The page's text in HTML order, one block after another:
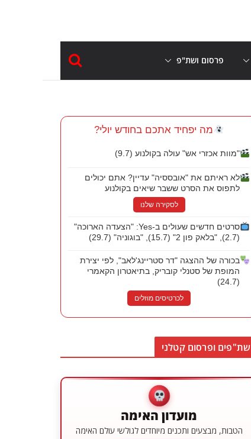
פרסום ושת"פ
מה יפחיד אתכם בחודש יולי?
"מוות אכזרי אש" עולה בקולנוע (9.7)
לא ראיתם את "אובססיה" עדיין? אתם יכולים
לתפוס את הסרט ששבר שיאים בקולנוע
לסקירה שלנו
סרטים חדשים שעולים ב-Yes: "הצעדה הארוכה"
(2.7), "בלאק פון 2" (15.7), "בוגוניה" (29.7)
בכורה של ההצגה "דר סטריינג'לאב", לפי יצירת
המופת של סטנלי קובריק, בתיאטרון הקאמרי
(24.7)
לכרטיסים מוזלים
שת"פים ופרסום קטלני
מועדון האימה
הטבות, מבצעים ותכנים מיוחדים לגולשי עולם האימה